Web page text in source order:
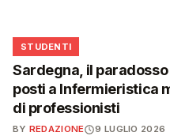
🎓
STUDENTI
Sardegna, il
posti a Infermieristica
di professionisti
BY REDAZIONE 9 LUGLIO 2026